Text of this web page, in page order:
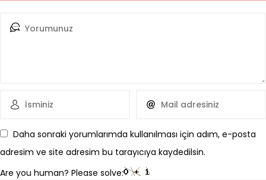
Daha sonraki yorumlarımda kullanılması için adım, e-posta
adresim ve site adresim bu tarayıcıya kaydedilsin.
Are you human? Please solve: